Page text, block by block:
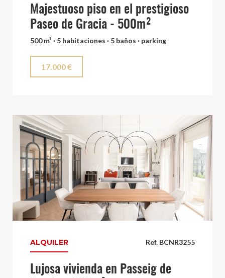
Majestuoso piso en el prestigioso
Paseo de Gracia - 500m²
500 m² · 5 habitaciones · 5 baños · parking
17.000 €
Ref. BCNR3255
ALQUILER
Lujosa vivienda en Passeig de